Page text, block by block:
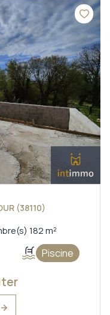
(38110)
Maison 5 pièce(s) 4 chambre(s) 182 m²
Piscine